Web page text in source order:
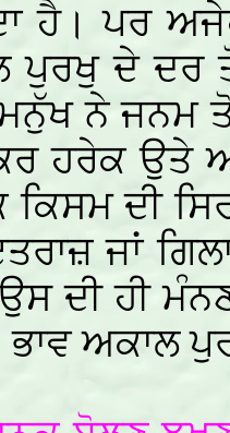
ਹੈ। ਪਰ
ਪੁਰਖੁ ਦੇ ਦਰ
ਨੇ ਜਨਮ
ਹਰੇਕ ਉਤੇ
ਕਿਸਮ ਦੀ
ਜਾਂ
ਦੀ ਹੀ
ਭਾਵ ਅਕਾਲ